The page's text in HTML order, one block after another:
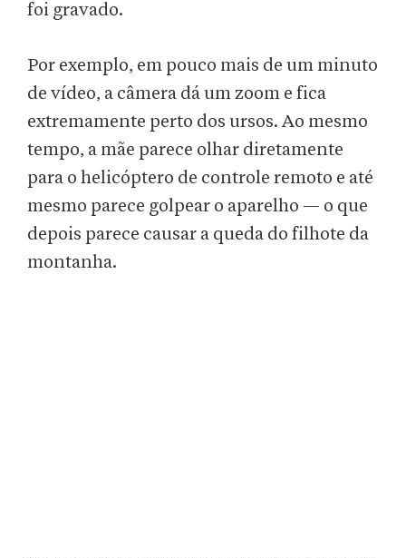
foi gravado.
Por exemplo, em pouco mais de um minuto
de vídeo, a câmera dá um zoom e fica
extremamente perto dos ursos. Ao mesmo
tempo, a mãe parece olhar diretamente
para o helicóptero de controle remoto e até
mesmo parece golpear o aparelho — o que
depois parece causar a queda do filhote da
montanha.